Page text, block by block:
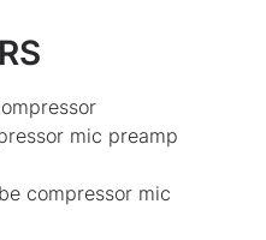
mic preamp
compressor mic